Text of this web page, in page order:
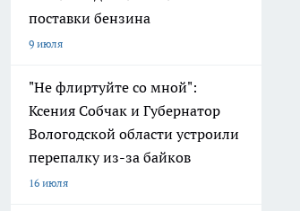
поставки бензина
9 июля
"Не флиртуйте со мной":
Ксения Собчак и Губернатор
Вологодской области устроили
перепалку из-за байков
16 июля